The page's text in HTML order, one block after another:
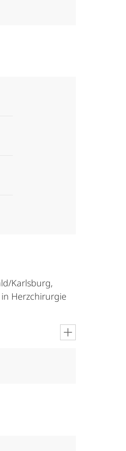
Karlsburg,
Herzchirurgie